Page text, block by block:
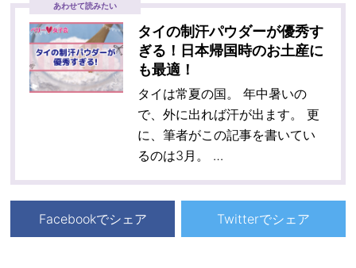
あわせて読みたい
タイの制汗パウダーが優秀す
ぎる！日本帰国時のお土産に
も最適！
タイは常夏の国。 年中暑いの
で、外に出れば汗が出ます。 更
に、筆者がこの記事を書いてい
るのは3月。 …
Facebookでシェア Twitterでシェア